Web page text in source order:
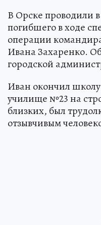
В Орске проводили
погибшего в ходе
операции
Ивана Захаренко.
городской
Иван окончил
училище №23 на
близких, был
отзывчивым